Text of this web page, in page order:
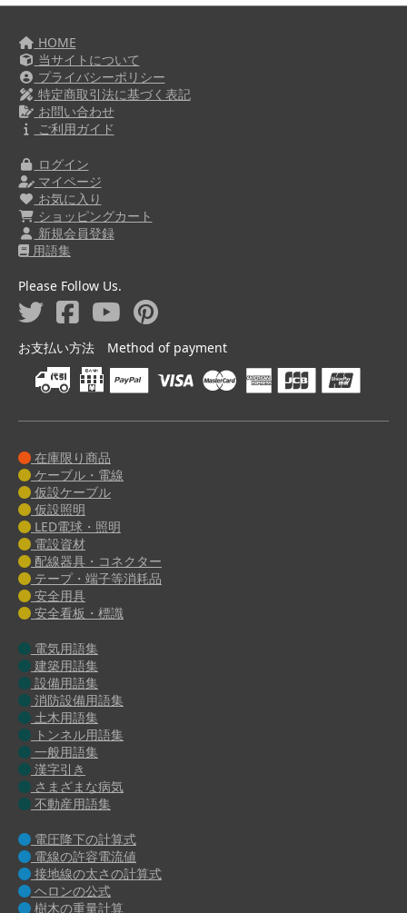
HOME
当サイトについて
プライバシーポリシー
特定商取引法に基づく表記
お問い合わせ
ご利用ガイド
ログイン
マイページ
お気に入り
ショッピングカート
新規会員登録
用語集
Please Follow Us.
お支払い方法 Method of payment
在庫限り商品
ケーブル・電線
仮設ケーブル
仮設照明
LED電球・照明
電設資材
配線器具・コネクター
テープ・端子等消耗品
安全用具
安全看板・標識
電気用語集
建築用語集
設備用語集
消防設備用語集
土木用語集
トンネル用語集
一般用語集
漢字引き
さまざまな病気
不動産用語集
電圧降下の計算式
電線の許容電流値
接地線の太さの計算式
ヘロンの公式
樹木の重量計算